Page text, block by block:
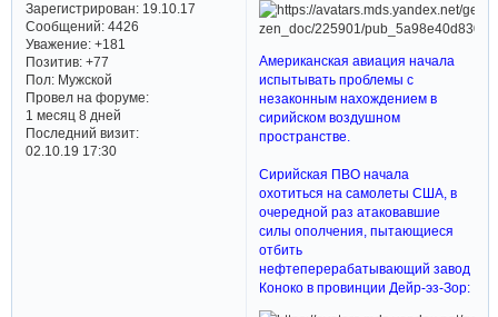
Зарегистрирован: 19.10.17
Сообщений:4426
Уважение: +181
Позитив: +77
Пол:Мужской
Провел на форуме:
1 месяц 8 дней
Последний визит:
02.10.19 17:30
Американская авиация начала
испытывать проблемы с
незаконным нахождением в
сирийском воздушном
пространстве.
Сирийская ПВО начала
охотиться на самолеты США, в
очередной раз атаковавшие
силы ополчения, пытающиеся
отбить
нефтеперерабатывающий завод
Коноко в провинции Дейр-эз-Зор: